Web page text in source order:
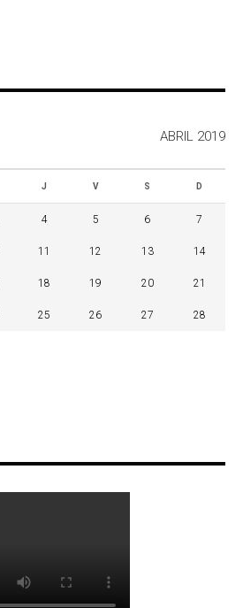
ABRIL 2019
J V S D
4 5 6 7
11 12 13 14
18 19 20 21
25 26 27 28